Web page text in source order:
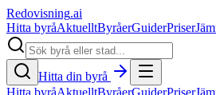
Redovisning.ai
Hitta byråAktuelltByråerGuiderPriser
Hitta din byrå
Hitta byråAktuelltByråerGuiderPriser